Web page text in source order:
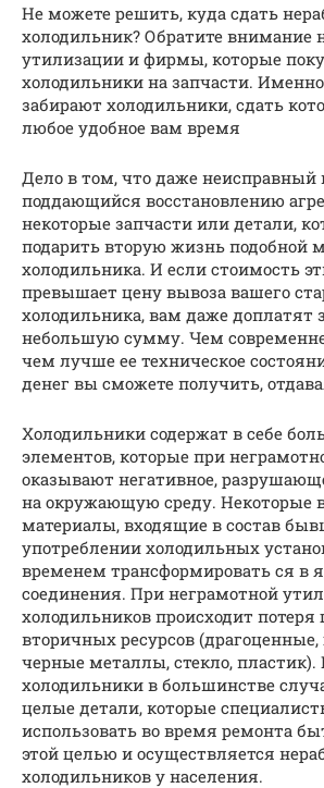
Не можете решить, куда сдать
холодильник? Обратите внимание
утилизации и фирмы, которые
холодильники на запчасти.
забирают холодильники, сдать
любое удобное вам время
Дело в том, что даже неисправный
поддающийся восстановлению
некоторые запчасти или детали,
подарить вторую жизнь подобной
холодильника. И если стоимость
превышает цену вывоза вашего
холодильника, вам даже доплатят
небольшую сумму. Чем
чем лучше ее техническое
денег вы сможете получить,
Холодильники содержат в себе
элементов, которые при
оказывают негативное,
на окружающую среду. Некоторые
материалы, входящие в состав
употреблении холодильных
временем трансформировать ся в
соединения. При неграмотной
холодильников происходит
вторичных ресурсов
черные металлы, стекло,
холодильники в большинстве
целые детали, которые
использовать во время ремонта
этой целью и осуществляется
холодильников у населения.